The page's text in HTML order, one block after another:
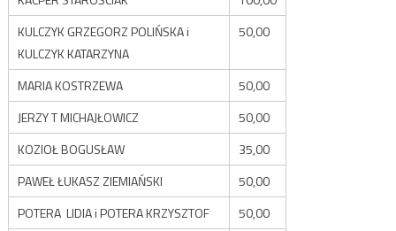
KULCZYK GRZEGORZ POLIŃSKA i
KULCZYK KATARZYNA
50,00
MARIA KOSTRZEWA
50,00
JERZY T MICHAJŁOWICZ
50,00
KOZIOŁ BOGUSŁAW
35,00
PAWEŁ ŁUKASZ ZIEMIAŃSKI
50,00
POTERA LIDIA i POTERA KRZYSZTOF
50,00